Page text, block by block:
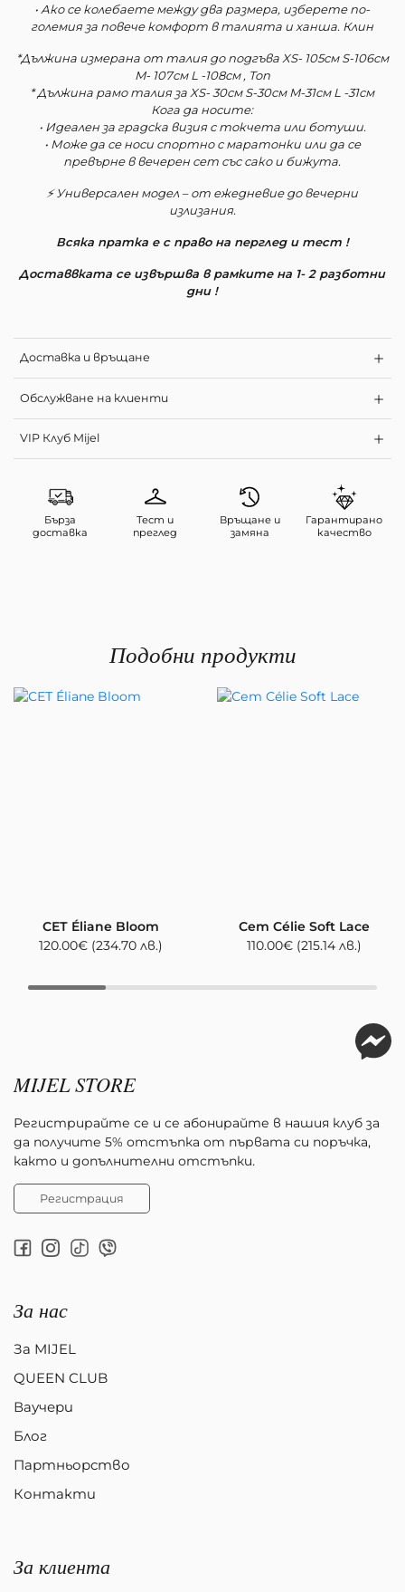
• Ако се колебаете между два размера, изберете по-
големия за повече комфорт в талията и ханша. Клин
*Дължина измерана от талия до подгъва XS- 105см S-106см
M- 107см L -108см , Топ
* Дължина рамо талия за XS- 30см S-30см M-31см L -31см
Кога да носите:
• Идеален за градска визия с токчета или ботуши.
• Може да се носи спортно с маратонки или да се
превърне в вечерен сет със сако и бижута.
⚡ Универсален модел – от ежедневие до вечерни
излизания.
Всяка пратка е с право на перглед и тест !
Доставвката се извършва в рамките на 1- 2 разботни
дни !
Доставка и връщане
Обслужване на клиенти
VIP Клуб Mijel
Бърза
доставка
Тест и
преглед
Връщане и
замяна
Гарантирано
качество
Подобни продукти
СЕТ Éliane Bloom
120.00€ (234.70 лв.)
Сет Célie Soft Lace
110.00€ (215.14 лв.)
MIJEL STORE
Регистрирайте се и се абонирайте в нашия клуб за
да получите 5% отстъпка от първата си поръчка,
както и допълнителни отстъпки.
Регистрация
За нас
За MIJEL
QUEEN CLUB
Ваучери
Блог
Партньорство
Контакти
За клиента